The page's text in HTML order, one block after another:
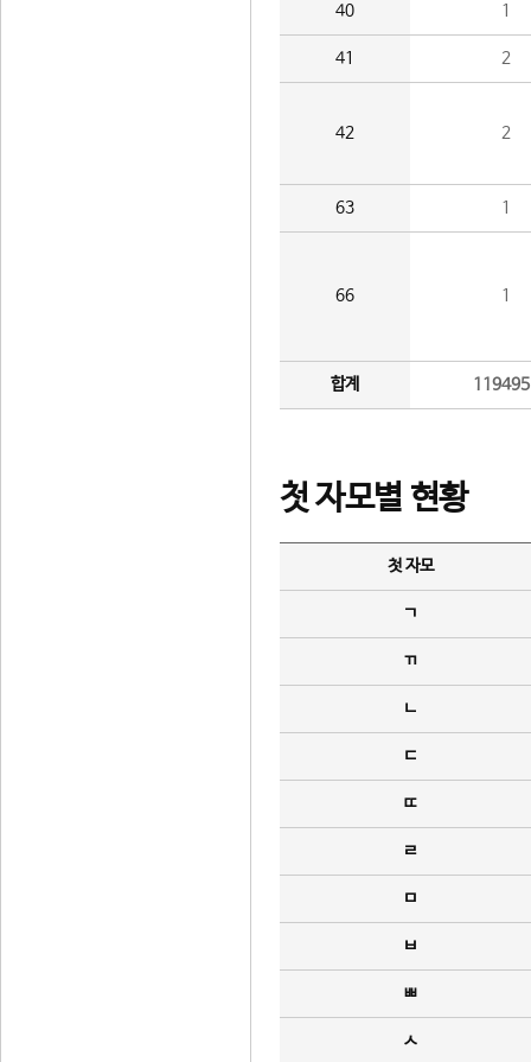
40 1
41 2
42 2
63 1
66 1
합계
첫 자모별 현황
첫 자모
ㄱ
ㄲ
ㄴ
ㄷ
ㄸ
ㄹ
ㅁ
ㅂ
ㅃ
ㅅ